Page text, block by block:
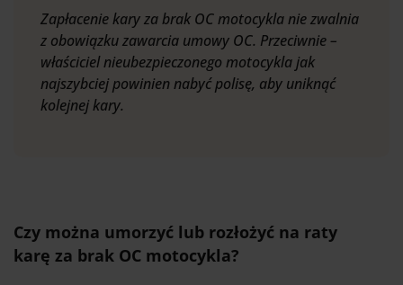
Zapłacenie kary za brak OC motocykla nie zwalnia
z obowiązku zawarcia umowy OC. Przeciwnie –
właściciel nieubezpieczonego motocykla jak
najszybciej powinien nabyć polisę, aby uniknąć
kolejnej kary.
Czy można umorzyć lub rozłożyć na raty
karę za brak OC motocykla?